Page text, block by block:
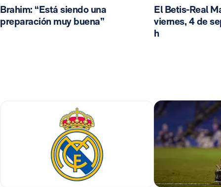
Brahim: “Está siendo una
preparación muy buena”
El Betis-Real
viernes, 4 de
h